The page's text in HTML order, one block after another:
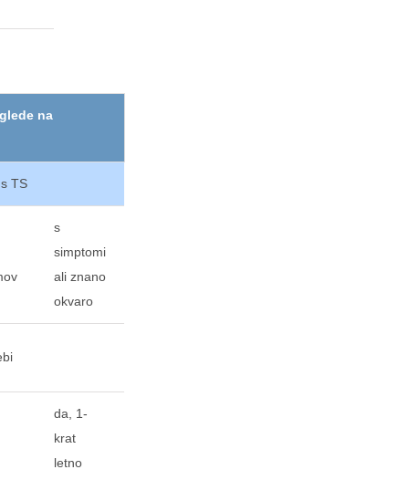
na
TS
s
simptomi
ali znano
okvaro
da, 1-
krat
letno